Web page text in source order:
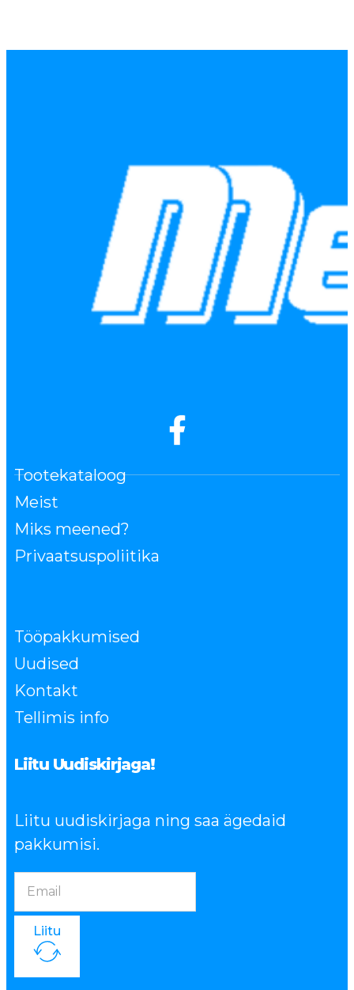
Tootekataloog
Meist
Miks meened?
Privaatsuspoliitika
Tööpakkumised
Uudised
Kontakt
Tellimis info
Liitu Uudiskirjaga!
Liitu uudiskirjaga ning saa ägedaid
pakkumisi.
Liitu